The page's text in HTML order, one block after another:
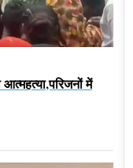
में